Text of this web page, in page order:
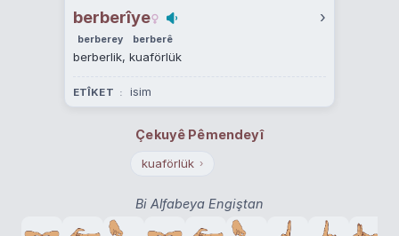
berberîye ›
berberey berberê
berberlik, kuaförlük
ETÎKET isim
Çekuyê Pêmendeyî
kuaförlük ›
Bi Alfabeya Engiştan